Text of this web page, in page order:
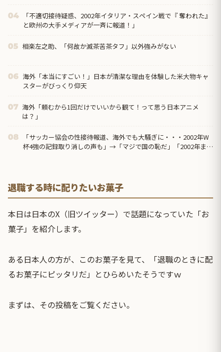
04
「不適切接待疑惑、2002年イタリア・スペイン戦で『 奪われた』
と欧州の大手メディアが一斉に報道！」
05 相楽左之助、「何故か滅茶苦茶タフ」以外強みがない
06 海外「本当にすごい！」日本が清潔な理由を体験した米大物キャ
スターがびっくり仰天
07 海外「頼むから1回だけでいいから観て！って思う日本アニメ
は？」
08
「サッカー協会の性接待報道、海外でも大騒ぎに・・・2002年W
杯4強の記録取り消しの声も」→「マジで国の恥だ」「2002年まで
退職する時に配りたいお菓子
本日は日本のX（旧ツイッター）で話題になっていた「お
菓子」を紹介します。
ある日本人の方が、このお菓子を見て、「退職のときに配
るお菓子にピッタリだ」とひらめいたそうですｗ
まずは、その投稿をご覧ください。